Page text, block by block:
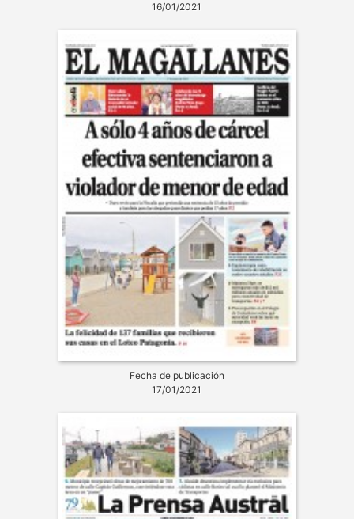
16/01/2021
Fecha de publicación
17/01/2021